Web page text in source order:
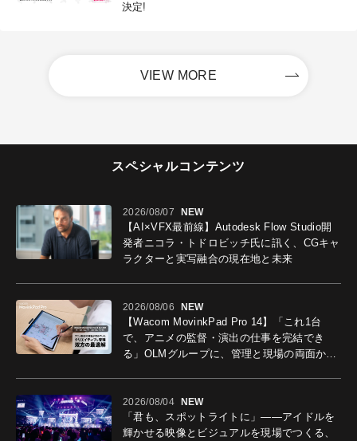
決定!
VIEW MORE
スペシャルコンテンツ
2026/08/07 NEW
【AI×VFX最前線】Autodesk Flow Studio開
発者ニコラ・トドロビッチ氏に訊く、CGキャ
ラクターと実写融合の現在地と未来
2026/08/06 NEW
【Wacom MovinkPad Pro 14】「これ1台
で、アニメの監督・演出の仕事を完結でき
る」OLMグループに、管理と現場の両面から
2026/08/04 NEW
「君も、スポットライトに」――アイドルを
輝かせる映像とビジュアルを現場でつくる、